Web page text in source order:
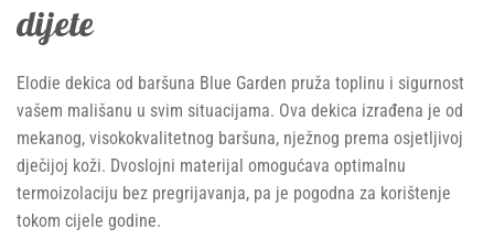
dijete
Elodie dekica od baršuna Blue Garden pruža toplinu i sigurnost
vašem mališanu u svim situacijama. Ova dekica izrađena je od
mekanog, visokokvalitetnog baršuna, nježnog prema osjetljivoj
dječijoj koži. Dvoslojni materijal omogućava optimalnu
termoizolaciju bez pregrijavanja, pa je pogodna za korištenje
tokom cijele godine.